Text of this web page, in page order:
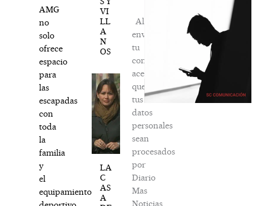
AMG
no
solo
ofrece
espacio
para
las
escapadas
con
toda
la
familia
y
el
equipamiento
VI
LL
A
N
OS
LA
C
AS
A
Al
enviar
tu
comentario,
aceptas
que
tus
datos
personales
sean
procesados
por
Diario
Mas
Noticias